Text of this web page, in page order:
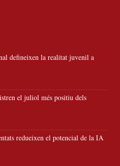
defineixen la realitat juvenil a
el juliol més positiu dels
redueixen el potencial de la IA